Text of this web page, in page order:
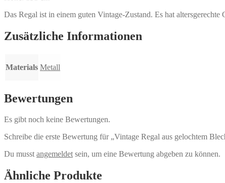
Das Regal ist in einem guten Vintage-Zustand. Es hat
Zusätzliche Informationen
Materials Metall
Bewertungen
Es gibt noch keine Bewertungen.
Schreibe die erste Bewertung für „Vintage Regal aus gelochtem
Du musstangemeldetsein, um eine Bewertung abgeben zu können.
Ähnliche Produkte